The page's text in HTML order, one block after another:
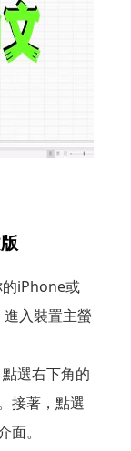
的iPhone或
入裝置主螢
選右下角的
接著，點選
。